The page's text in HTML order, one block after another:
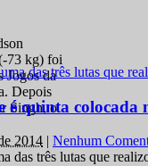
73 kg) foi
Jogos da
Depois
Singh, o
é quinta
2014 | Nenhum
das três lutas que